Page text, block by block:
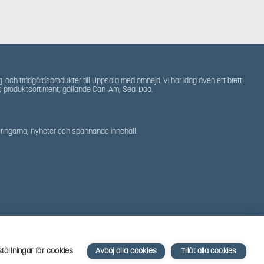
för cookies Avböj alla cookies Tillåt alla cookies
och trädgårdsprodukter till Uppsala med omnejd. Vi har idag även ett brett
gällande Can-Am, Sea-Doo.
nyheter och spännande innehåll.